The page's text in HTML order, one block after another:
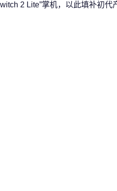
2 Lite”掌机，以此填补初